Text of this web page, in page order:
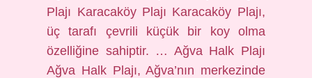
Plajı Karacaköy Plajı Karacaköy Plajı,
üç tarafı çevrili küçük bir koy olma
özelliğine sahiptir. … Ağva Halk Plajı
Ağva Halk Plajı, Ağva’nın merkezinde